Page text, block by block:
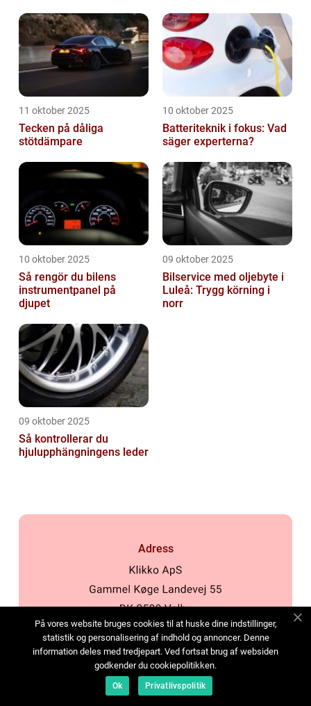
11 oktober 2025
Tecken på dåliga
stötdämpare
10 oktober 2025
Batteriteknik i fokus: Vad
säger experterna?
10 oktober 2025
Så rengör du bilens
instrumentpanel på
djupet
09 oktober 2025
Bilservice med oljebyte i
Luleå: Trygg körning i
norr
09 oktober 2025
Så kontrollerar du
hjulupphängningens leder
Adress
web: www.klikko.dk
Menu
På vores website bruges cookies til at huske dine indstillinger,
statistik og personalisering af indhold og annoncer. Denne
information deles med tredjepart. Ved fortsat brug af websiden
godkender du cookiepolitikken.
Ok Privatlivspolitik